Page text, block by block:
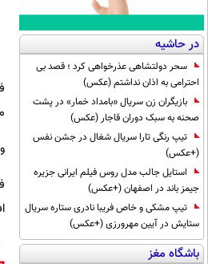
در حاشیه
سحر دولتشاهی عذرخواهی کرد ؛ قصد بی
احترامی به اذان نداشتم (عکس)
بازیگران زن سریال «بامداد خمار» در پشت
صحنه به سبک دوران قاجار (عکس)
تیپ رنگی تارا سریال شغال در جشن نفس
(+عکس)
استایل جالب مدل روس فیلم ایرانی جزیره
جیمز باند در اصفهان (+عکس)
تیپ مشکی و خاص فریبا نادری ستاره سریال
ستایش در آیین مهرورزی (+عکس)
باشگاه مغز